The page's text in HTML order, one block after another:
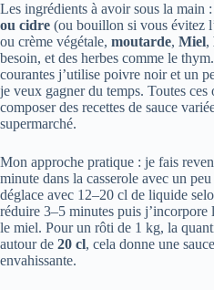
Les ingrédients à avoir sous la main :
ou cidre (ou bouillon si vous évitez
ou crème végétale, moutarde, Miel,
besoin, et des herbes comme le
courantes j’utilise poivre noir et un
je veux gagner du temps. Toutes ces
composer des recettes de sauce
supermarché.
Mon approche pratique : je fais
minute dans la casserole avec un
déglace avec 12–20 cl de liquide
réduire 3–5 minutes puis j’incorpore
le miel. Pour un rôti de 1 kg, la
autour de 20 cl, cela donne une
envahissante.